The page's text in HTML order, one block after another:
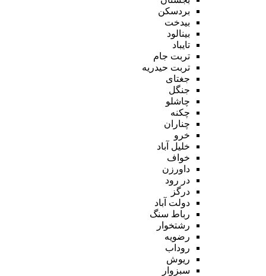
بردسکن
بیدخت
بینالود
تایباد
تربت جام
تربت حیدریه
جغتای
جنگل
چاشلو
چکنه
چناران
خرو
خلیل آباد
خواف
داورزن
در رود
درگز
دولت آباد
رباط سنگ
رشتخوار
رضویه
روداب
ریوش
سبزوار